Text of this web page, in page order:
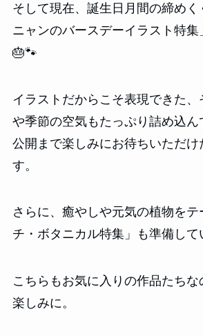
そして現在、誕生日月間の締めく
ニャンのバースデーイラスト特集
🎂🐾
イラストだからこそ表現できた
や季節の空気もたっぷり詰め込ん
公開まで楽しみにお待ちいただけ
す。
さらに、癒やしや元気の植物を
チ・ボタニカル特集」も準備して
こちらもお気に入りの作品たち
楽しみに。